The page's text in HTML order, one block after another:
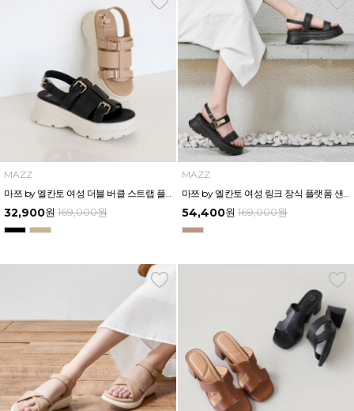
MAZZ
마쯔 by 엘칸토 여성 더블 버클 스트랩 플랫폼 샌들 6cm LCWW34M626
32,900원 169,000원
MAZZ
마쯔 by 엘칸토 여성 링크 장식 플랫폼 샌들 6cm LCWW50M626
54,400원 169,000원